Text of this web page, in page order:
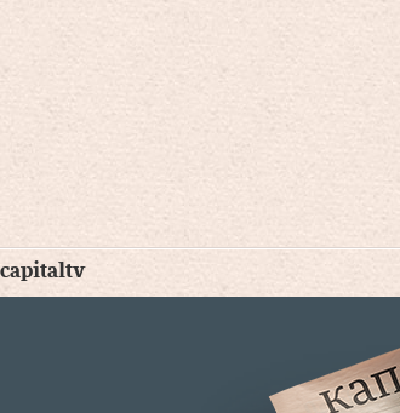
capitaltv